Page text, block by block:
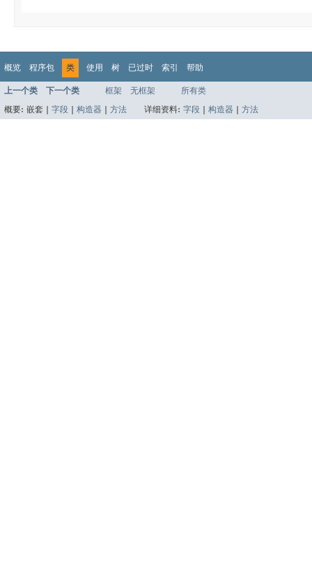
概览 程序包 类 使用 树 已过时 索引 帮助
上一个类 下一个类 框架 无框架
所有类
概要: 嵌套 | 字段 构造器 方法 详细资料: 字段 构造器 方法